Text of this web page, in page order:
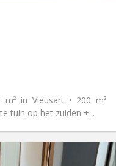
in Vieusart • 200 m²
tuin op het zuiden +...
Informatie